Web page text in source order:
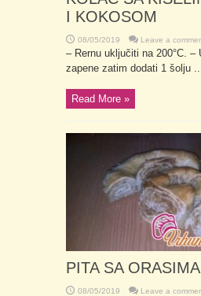
I KOKOSOM
08/05/2019 Leave a
– Rernu uključiti na 200°C. –
zapene zatim dodati 1 šolju
Read More »
PITA SA ORASIMA
08/05/2019 Leave a